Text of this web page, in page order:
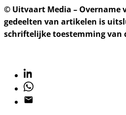
© Uitvaart Media – Overname
gedeelten van artikelen is
schriftelijke toestemming van
Linkedin
Whatsapp
Email